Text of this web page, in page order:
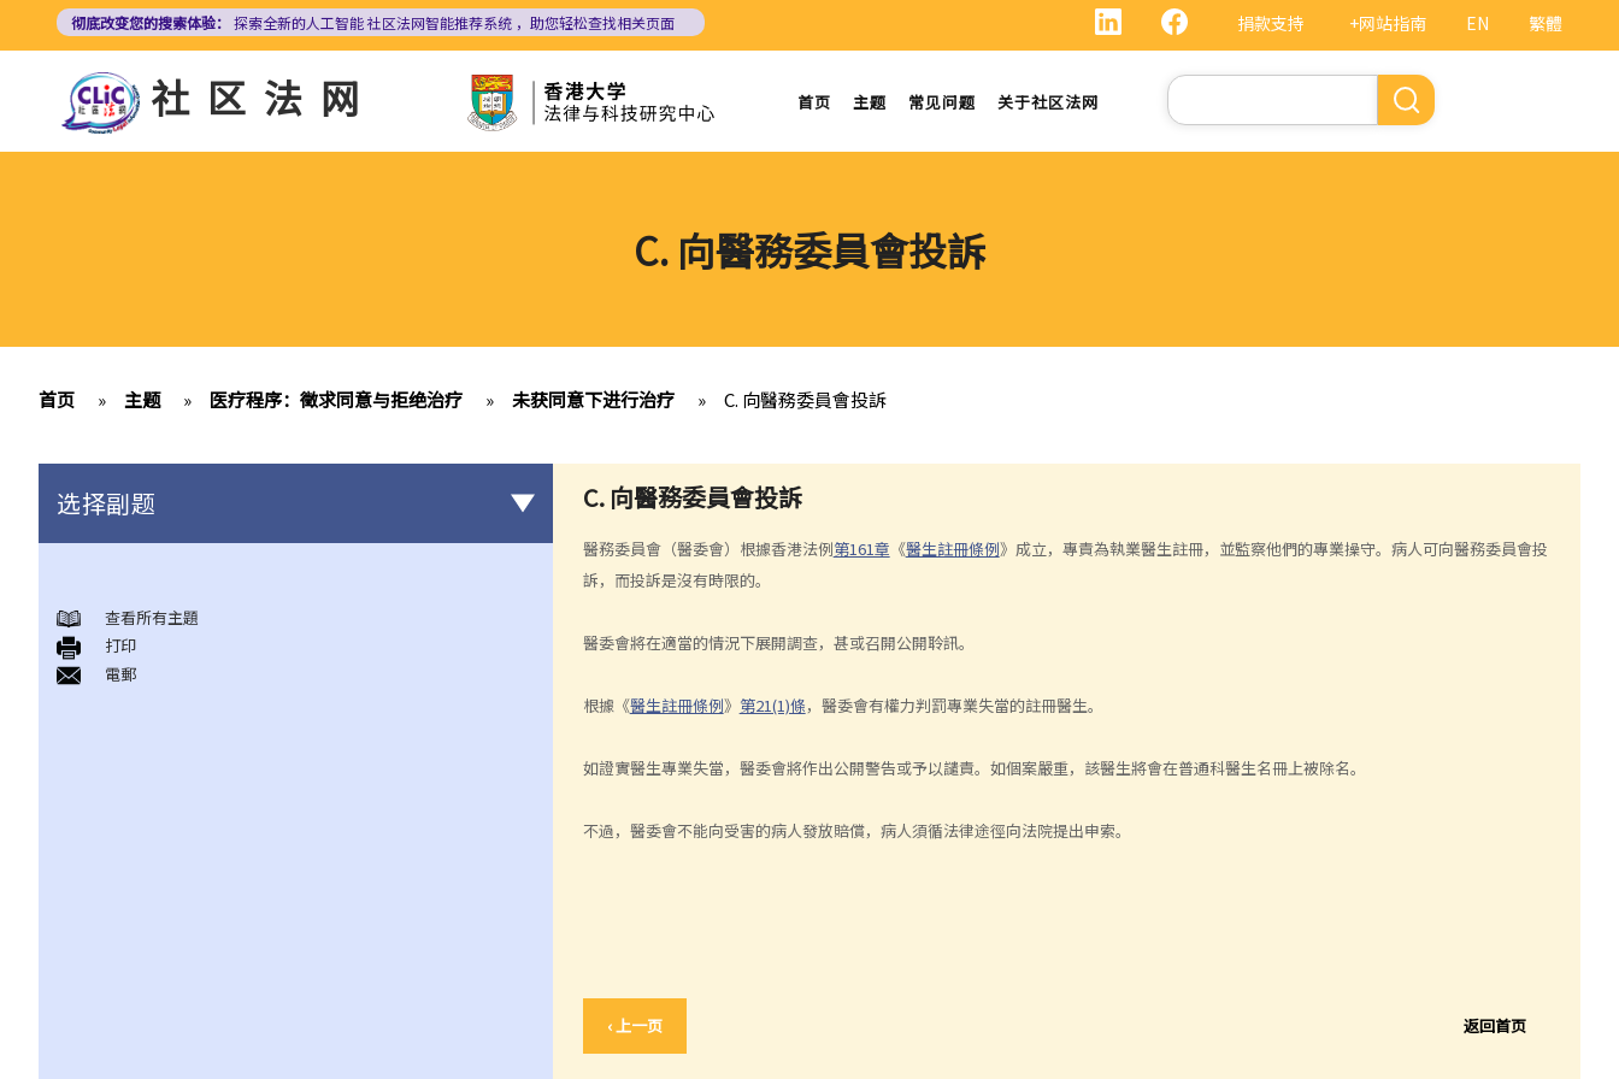
内
EN 繁體
捐款支持 +网站指南
彻底改变您的搜索体验： 探索全新的人工智能社区法网智能推荐系统 ，助您轻松查找相关页面
社区法网 首页 主题 常见问题 关于社区法网
搜
索
C. 向醫務委員會投訴
首页 » 主题 » 医疗程序：徵求同意与拒绝治疗 » 未获同意下进行治疗 » C. 向醫務委員會投訴
C. 向醫務委員會投訴
醫務委員會（醫委會）根據香港法例第161章 《醫生註冊條例》成立，專責為執業醫生註冊，並監察他們的專業操守。病人可向醫務委員會投
訴，而投訴是沒有時限的。
醫委會將在適當的情況下展開調查，甚或召開公開聆訊。
根據《醫生註冊條例》 第21(1)條，醫委會有權力判罰專業失當的註冊醫生。
如證實醫生專業失當，醫委會將作出公開警告或予以譴責。如個案嚴重，該醫生將會在普通科醫生名冊上被除名。
不過，醫委會不能向受害的病人發放賠償，病人須循法律途徑向法院提出申索。
‹ 上一页 返回首页
选择副题
A. 知情地同意
B. 有能力给予同意
查看所有主題
打印
電郵